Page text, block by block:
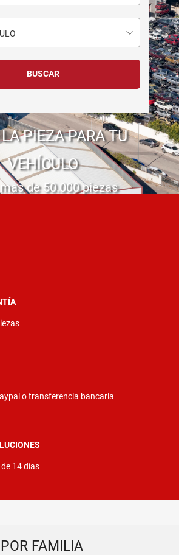
PIEZA PARA TU
VEHÍCULO
de 50.000 piezas
o transferencia bancaria
14 días
POR FAMILIA